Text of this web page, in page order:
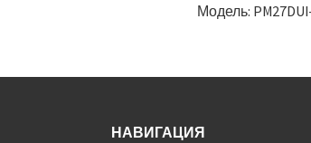
Модель:
НАВИГАЦИЯ